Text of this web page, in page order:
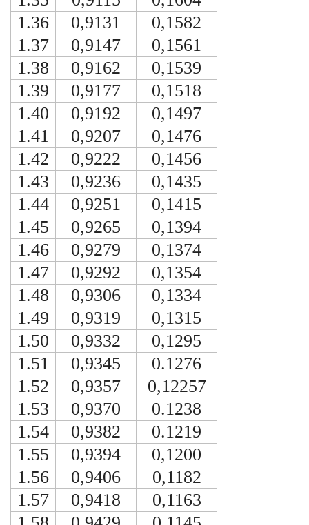
1.36
0,9131
0,1582
1.37
0,9147
0,1561
1.38
0,9162
0,1539
1.39
0,9177
0,1518
1.40
0,9192
0,1497
1.41
0,9207
0,1476
1.42
0,9222
0,1456
1.43
0,9236
0,1435
1.44
0,9251
0,1415
1.45
0,9265
0,1394
1.46
0,9279
0,1374
1.47
0,9292
0,1354
1.48
0,9306
0,1334
1.49
0,9319
0,1315
1.50
0,9332
0,1295
1.51
0,9345
0.1276
1.52
0,9357
0,12257
1.53
0,9370
0.1238
1.54
0,9382
0.1219
1.55
0,9394
0,1200
1.56
0,9406
0,1182
1.57
0,9418
0,1163